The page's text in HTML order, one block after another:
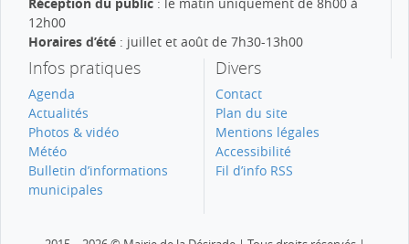
12h00
Horaires d’été : juillet et août de 7h30-13h00
Infos pratiques
Agenda
Actualités
Photos & vidéo
Météo
Bulletin d’informations
municipales
Divers
Contact
Plan du site
Mentions légales
Accessibilité
Fil d’info RSS